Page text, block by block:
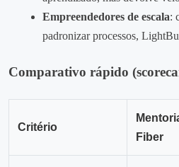
Empreendedores de escala:
padronizar processos,
Comparativo rápido
Critério
Fiber